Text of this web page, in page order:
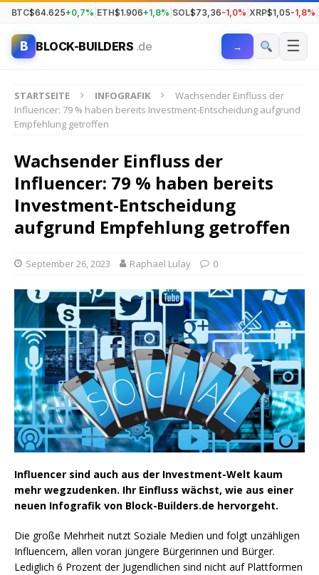
BTC$64.625+0,7% ETH$1.906+1,8% SOL$73,36-1,0% XRP$1,05-1,8%
B BLOCK-BUILDERS .de → ☰
STARTSEITE INFOGRAFIK
Wachsender Einfluss der
Influencer: 79 % haben bereits Investment-Entscheidung aufgrund
Empfehlung getroffen
Wachsender Einfluss der
Influencer: 79 % haben bereits
Investment-Entscheidung
aufgrund Empfehlung getroffen
September 26, 2023 Raphael Lulay 0
Influencer sind auch aus der Investment-Welt kaum
mehr wegzudenken. Ihr Einfluss wächst, wie aus einer
neuen Infografik von Block-Builders.de hervorgeht.
Die große Mehrheit nutzt Soziale Medien und folgt unzähligen
Influencern, allen voran jüngere Bürgerinnen und Bürger.
Lediglich 6 Prozent der Jugendlichen sind nicht auf Plattformen